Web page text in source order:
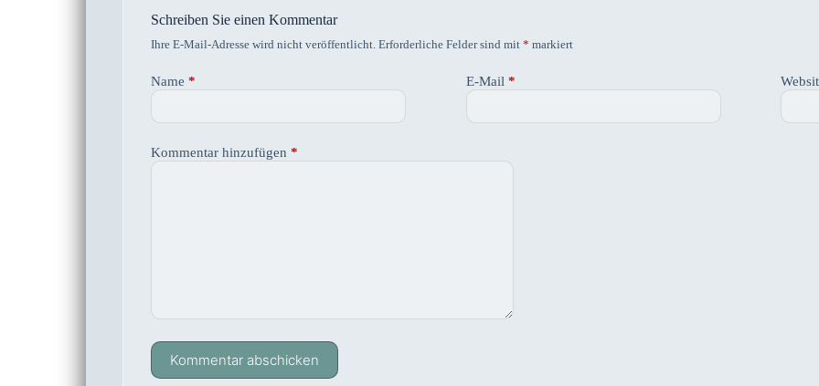
Schreiben Sie einen Kommentar
Ihre E-Mail-Adresse wird nicht veröffentlicht. Erforderliche Felder sind mit * markiert
Name * E-Mail *
Kommentar hinzufügen *
Kommentar abschicken